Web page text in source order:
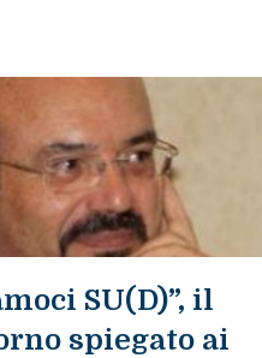
SU(D)”, il
spiegato ai